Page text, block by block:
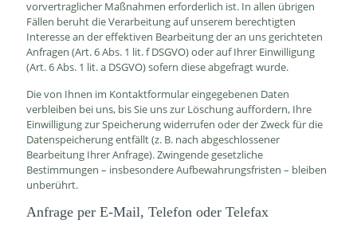
vorvertraglicher Maßnahmen erforderlich ist. In allen übrigen
Fällen beruht die Verarbeitung auf unserem berechtigten
Interesse an der effektiven Bearbeitung der an uns gerichteten
Anfragen (Art. 6 Abs. 1 lit. f DSGVO) oder auf Ihrer Einwilligung
(Art. 6 Abs. 1 lit. a DSGVO) sofern diese abgefragt wurde.
Die von Ihnen im Kontaktformular eingegebenen Daten
verbleiben bei uns, bis Sie uns zur Löschung auffordern, Ihre
Einwilligung zur Speicherung widerrufen oder der Zweck für die
Datenspeicherung entfällt (z. B. nach abgeschlossener
Bearbeitung Ihrer Anfrage). Zwingende gesetzliche
Bestimmungen – insbesondere Aufbewahrungsfristen – bleiben
unberührt.
Anfrage per E-Mail, Telefon oder Telefax